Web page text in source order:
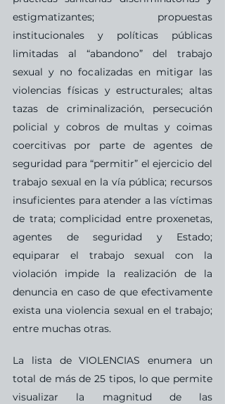
estigmatizantes; propuestas
institucionales y políticas públicas
limitadas al “abandono” del trabajo
sexual y no focalizadas en mitigar las
violencias físicas y estructurales; altas
tazas de criminalización, persecución
policial y cobros de multas y coimas
coercitivas por parte de agentes de
seguridad para “permitir” el ejercicio del
trabajo sexual en la vía pública; recursos
insuficientes para atender a las víctimas
de trata; complicidad entre proxenetas,
agentes de seguridad y Estado;
equiparar el trabajo sexual con la
violación impide la realización de la
denuncia en caso de que efectivamente
exista una violencia sexual en el trabajo;
entre muchas otras.
La lista de VIOLENCIAS enumera un
total de más de 25 tipos, lo que permite
visualizar la magnitud de las